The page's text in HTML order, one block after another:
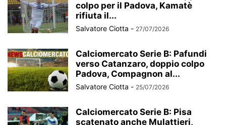
colpo per il Padova, Kamatè
rifiuta il...
Salvatore Ciotta - 27/07/2026
Calciomercato Serie B: Pafundi
verso Catanzaro, doppio colpo
Padova, Compagnon al...
Salvatore Ciotta - 25/07/2026
Calciomercato Serie B: Pisa
scatenato anche Mulattieri,